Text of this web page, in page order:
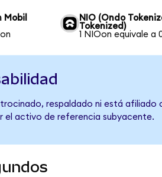
Mobil
NIO (Ondo
Tokenized)
1 NIOon equivale a
respaldado ni está afiliado
el activo de referencia subyacente.